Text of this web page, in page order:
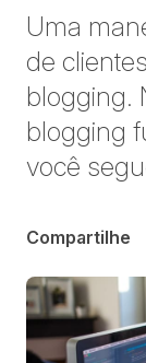
Uma
de
blogging.
blogging
você
Compartilhe